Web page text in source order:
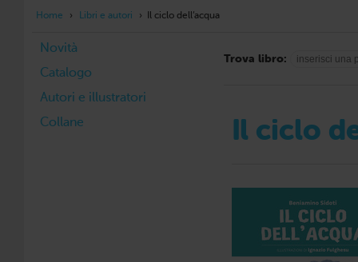
Home › Libri e autori › Il ciclo dell’acqua
Novità
Catalogo
Autori e illustratori
Collane
Trova libro:
Il ciclo